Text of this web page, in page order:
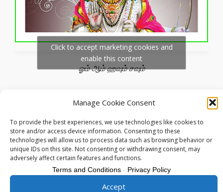
Manage Cookie Consent
To provide the best experiences, we use technologies like cookies to
store and/or access device information. Consenting to these
technologies will allow us to process data such as browsing behavior or
unique IDs on this site. Not consenting or withdrawing consent, may
adversely affect certain features and functions.
Accept
Click to accept marketing cookies and
enable this content
ஓம் ஆம் ஹவும் சவும்
© 2025 இணையத்தளக் காப்புரிமை கந்தகோட்டம்.
அதற்குரியவருக்கே சொந்தமானது.
"வேலுண்டு வினையில்லை, மயிலுண்டு
பயமில்லை.."
Terms and Conditions - Privacy Policy